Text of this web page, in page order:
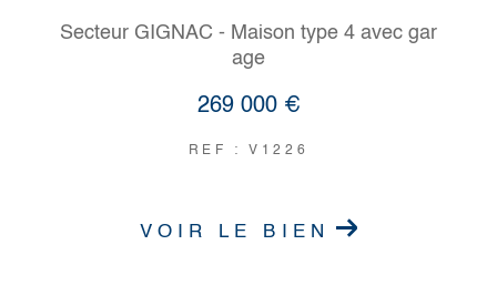
Secteur GIGNAC - Maison type 4 avec gar
age
269 000 €
REF : V1226
VOIR LE BIEN